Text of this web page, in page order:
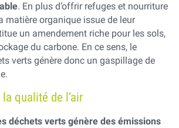
. En plus d’offrir refuges et nourriture
matière organique issue de leur
un amendement riche pour les sols,
du carbone. En ce sens, le
verts génère donc un gaspillage de
qualité de l’air
déchets verts génère des émissions